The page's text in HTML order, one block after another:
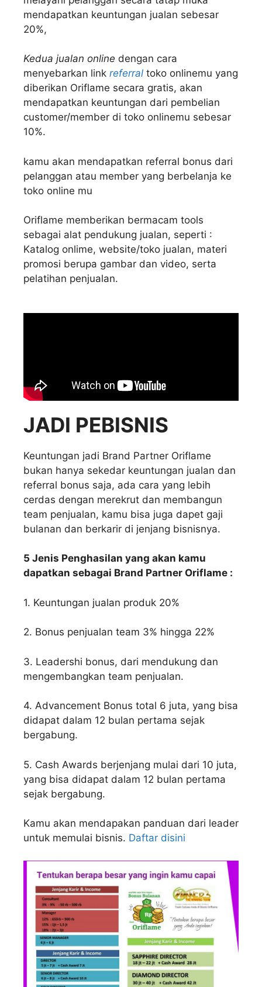
mendapatkan keuntungan jualan sebesar
20%,
Kedua jualan online dengan cara
menyebarkan link referral toko onlinemu yang
diberikan Oriflame secara gratis, akan
mendapatkan keuntungan dari pembelian
customer/member di toko onlinemu sebesar
10%.
kamu akan mendapatkan referral bonus dari
pelanggan atau member yang berbelanja ke
toko online mu
Oriflame memberikan bermacam tools
sebagai alat pendukung jualan, seperti :
Katalog onlime, website/toko jualan, materi
promosi berupa gambar dan video, serta
pelatihan penjualan.
JADI PEBISNIS
Keuntungan jadi Brand Partner Oriflame
bukan hanya sekedar keuntungan jualan dan
referral bonus saja, ada cara yang lebih
cerdas dengan merekrut dan membangun
team penjualan, kamu bisa juga dapet gaji
bulanan dan berkarir di jenjang bisnisnya.
5 Jenis Penghasilan yang akan kamu
dapatkan sebagai Brand Partner Oriflame :
1. Keuntungan jualan produk 20%
2. Bonus penjualan team 3% hingga 22%
3. Leadershi bonus, dari mendukung dan
mengembangkan team penjualan.
4. Advancement Bonus total 6 juta, yang bisa
didapat dalam 12 bulan pertama sejak
bergabung.
5. Cash Awards berjenjang mulai dari 10 juta,
yang bisa didapat dalam 12 bulan pertama
sejak bergabung.
Kamu akan mendapakan panduan dari leader
untuk memulai bisnis. Daftar disini